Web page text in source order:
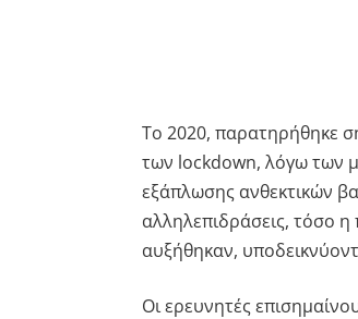
Το 2020, παρατηρήθηκε
των lockdown, λόγω των
εξάπλωσης ανθεκτικών
αλληλεπιδράσεις, τόσο
αυξήθηκαν,
Οι ερευνητές